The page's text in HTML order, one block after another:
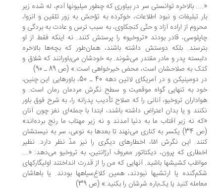
بالاخره توانستی سر در بیاوری که چطور میلیونها آدم، له شده زیر
تبلیغات و نبود اطلاعات، خوکرده به توّحش به زور تلقین و انزوا،
از اراده آزاد و حتّی کنجکاوی، به سبب ترس و عادت به بردگی و
قادر بودند «تروخیو» را پرستش کنند. نه اینکه فقط از او
بلکه دوستش داشته باشند، همان‌طور که بچه‌ها بالاخره
پدر و مادر مقتدر می‌شوند. به خودشان می‌باورانند که شلاق و
به صلاحشان است، محض خیرخواهی است.» (ص 89 ـ 90)
در دومینیکن و در آمریکای لاتین دهه 40 ـ 50، باورهایی این چنین،
به تنهایی گواه موقعیت و سطح نگرش مردمان رمان است. و
تروخیو، آنانی را که صلاح تأدیب پدرانه را، به شرح فوق باور
و یا بدان اعتراض داشته باشند، ابتدا با جمله‌ای نغز چون آنان
نه زیر آفتاب ما به دنیا آمدند و نه زیر مهتاب ما رنج برده‌اند»
(ص 34) یکسر به کناری می‌نهند تا بعدها به نوعی، سر به نیستشان
این نگرش امّا، اخطارهای دیگری را نیز مدّ نظر دارد. نظیر
که پرون، دیکتاتور معروف آرژانتین، به تروخیو می‌دهد: «...
کشیشها باشید. آنهایی که من را از قدرت انداختند اولیگارکهای
یا ارتشیها نبودند، همین کلاغ‌سیاهها بودند. یا باهاشان
کنید یا یک‌باره شرشان را بکنید.» (ص 39)